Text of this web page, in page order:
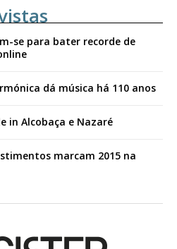
se para bater recorde de
dá música há 110 anos
in Alcobaça e Nazaré
marcam 2015 na